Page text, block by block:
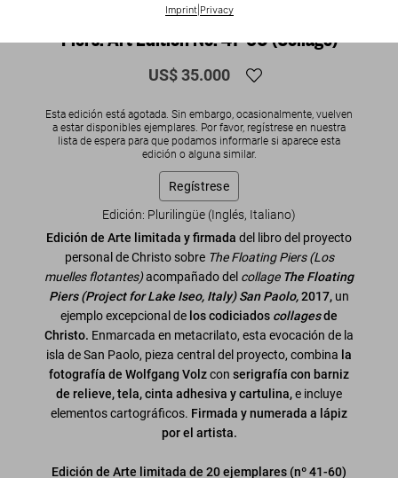
Imprint| Privacy
Christo and Jeanne-Claude. The Floating
Piers. Art Edition No. 41–60 (Collage)
US$ 35.000
Esta edición está agotada. Sin embargo, ocasionalmente, vuelven
a estar disponibles ejemplares. Por favor, regístrese en nuestra
lista de espera para que podamos informarle si aparece esta
edición o alguna similar.
Regístrese
Edición: Plurilingüe (Inglés, Italiano)
Edición de Arte limitada y firmada del libro del proyecto
personal de Christo sobre The Floating Piers (Los
muelles flotantes)acompañado del collage The Floating
Piers (Project for Lake Iseo, Italy) San Paolo,2017, un
ejemplo excepcional de los codiciados collagesde
Christo. Enmarcada en metacrilato, esta evocación de la
isla de San Paolo, pieza central del proyecto, combina la
fotografía de Wolfgang Volzcon serigrafía con barniz
de relieve, tela, cinta adhesiva y cartulina,e incluye
elementos cartográficos. Firmada y numerada a lápiz
por el artista.
Edición de Arte limitada de 20 ejemplares (nº 41-60)